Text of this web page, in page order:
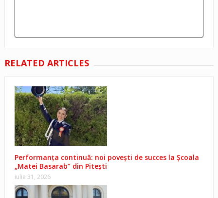
RELATED ARTICLES
Performanța continuă: noi povești de succes la Școala
„Matei Basarab” din Pitești
iulie 31, 2026